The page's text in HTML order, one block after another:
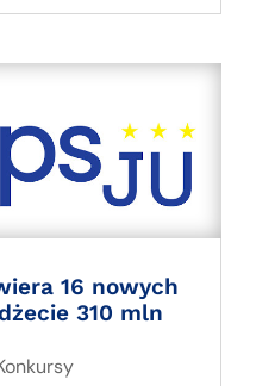
16 nowych
310 mln